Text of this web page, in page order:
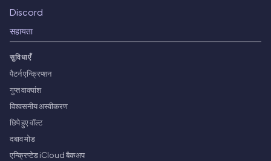
Discord
सहायता
सुविधाएँ
पैटर्न एन्क्रिप्शन
गुप्त वाक्यांश
विश्वसनीय अस्वीकरण
छिपे हुए वॉल्ट
दबाव मोड
एन्क्रिप्टेड iCloud बैकअप